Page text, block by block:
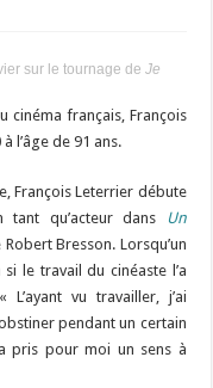
sur le tournage deJe
cinéma français, François
l’âge de 91 ans.
François Leterrier débute
qu’acteur dans
Un
Bresson. Lorsqu’un
le travail du cinéaste l’a
vu travailler, j’ai
pendant un certain
pris pour moi un sens à